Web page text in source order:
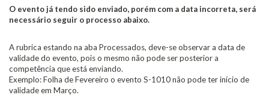
O evento já tendo sido enviado, porém com a data incorreta, será
necessário seguir o processo abaixo.
A rubrica estando na aba Processados, deve-se observar a data de
validade do evento, pois o mesmo não pode ser posterior a
competência que está enviando.
Exemplo: Folha de Fevereiro o evento S-1010 não pode ter início de
validade em Março.